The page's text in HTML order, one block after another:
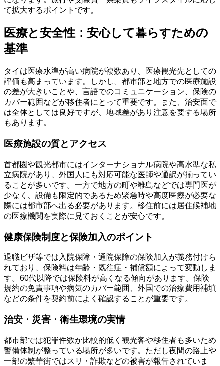
て拡大するポイントです。
医療と安全性：安心して暮らすための
基準
タイは医療水準が高い病院が複数あり、医療観光先としての
評価も高まっています。しかし、都市部と地方での医療施設
の差が大きいことや、言語でのコミュニケーション、保険の
カバー範囲などが移住者にとって重要です。また、治安面で
は全体としては良好ですが、地域差があり注意を要する場所
もあります。
医療施設の質とアクセス
首都圏や観光都市にはインターナショナル病院や高水準な私
立病院があり、外国人にも対応可能な医師や通訳が揃ってい
ることが多いです。一方で地方の町や離島などでは専門医が
少なく、設備も限定的であるため緊急時や高度医療が必要な
際には都市部へ出る必要があります。移住前には居住候補地
の医療機関を実際に見ておくことが安心です。
健康保険制度と保険加入のポイント
退職ビザ等では入院保障・通院保障の保険加入が義務付けら
れており、保険料は年齢・既往症・補償額によって変動しま
す。60代以降では保険料が高くなる傾向があります。保険
規約の免責事項や病気のカバー範囲、外国での治療費用補填
などの条件を契約前によく確認することが重要です。
治安・災害・衛生環境の実情
都市部では犯罪件数が比較的低く観光客や移住者も多いため
警備体制が整っている場所が多いです。ただし夜間の路上や
一部の繁華街ではスリ・詐欺などの被害が報告されていま